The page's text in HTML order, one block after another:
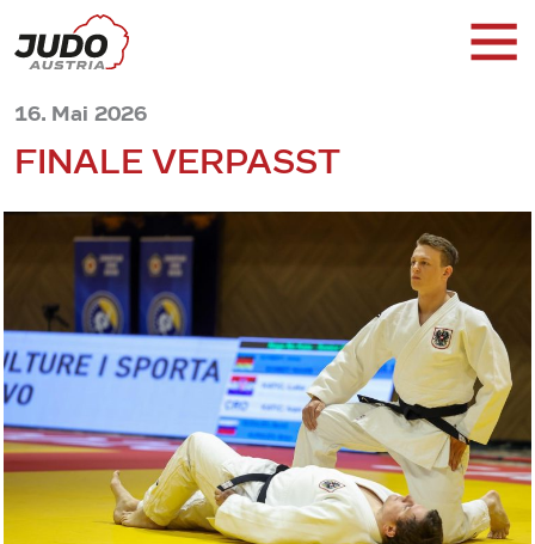
16. Mai 2026
FINALE VERPASST